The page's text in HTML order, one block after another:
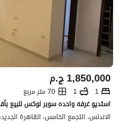
ج.م1,850,000
1
1
70 متر مربع
استديو غرفه واحده سوبر لوكس للبيع
الاندلس، التجمع الخامس، القاهرة